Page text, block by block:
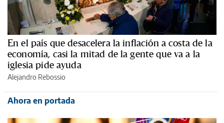
En el país que desacelera la inflación a costa de la
economía, casi la mitad de la gente que va a la
iglesia pide ayuda
Alejandro Rebossio
Ahora en portada